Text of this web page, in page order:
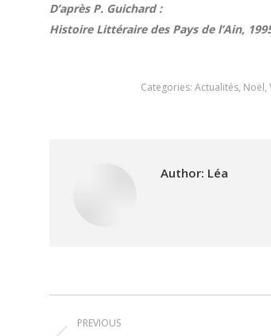
D’après P. Guichard :
Histoire Littéraire des Pays de l’Ain,
Categories: Actualités, Noël,
Author: Léa
Post
PREVIOUS